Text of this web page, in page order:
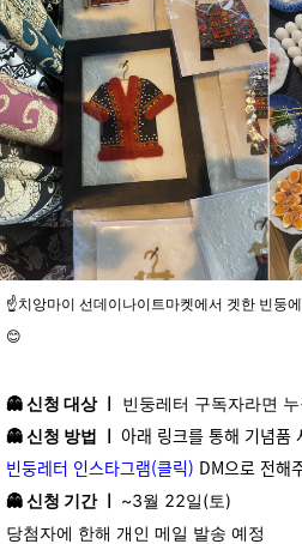
☝️치앙마이 선데이나이트마켓에서 겟한 빈둥
😊
👻신청 대상 ㅣ
빈둥레터 구독자라면
👻신청 방법 ㅣ 아래 링크를 통해 기념품
빈둥레터 인스타그램(클릭) DM으로 전해
👻신청 기간 ㅣ ~3월 22일(토)
당첨자에 한해 개인 메일 발송 예정